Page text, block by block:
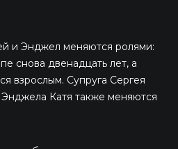
и Энджел меняются ролями:
снова двенадцать лет, а
взрослым. Супруга Сергея
Катя также меняются